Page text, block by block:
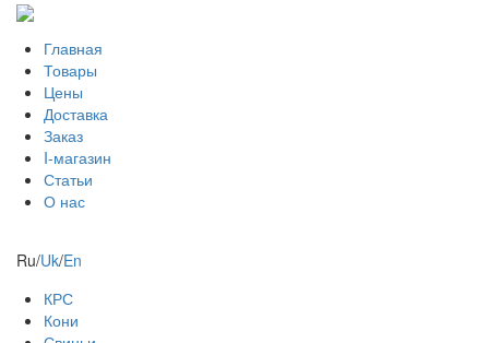
Главная
Товары
Цены
Доставка
Заказ
I-магазин
Статьи
О нас
Ru/Uk/En
КРС
Кони